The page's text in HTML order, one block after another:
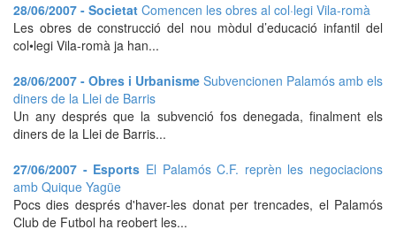
28/06/2007 - Societat Comencen les obres al col·legi Vila-romà
Les obres de construcció del nou mòdul d’educació infantil del
col•legi Vila-romà ja han...
28/06/2007 - Obres i Urbanisme Subvencionen Palamós amb els
diners de la Llei de Barris
Un any després que la subvenció fos denegada, finalment els
diners de la Llei de Barris...
27/06/2007 - Esports El Palamós C.F. reprèn les negociacions
amb Quique Yagüe
Pocs dies després d'haver-les donat per trencades, el Palamós
Club de Futbol ha reobert les...